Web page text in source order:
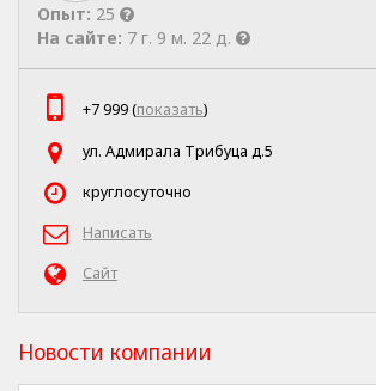
Опыт: 25
На сайте: 7 г. 9 м. 22 д.
+7 999 (показать)
ул. Адмирала Трибуца д.5
круглосуточно
Написать
Сайт
Новости компании